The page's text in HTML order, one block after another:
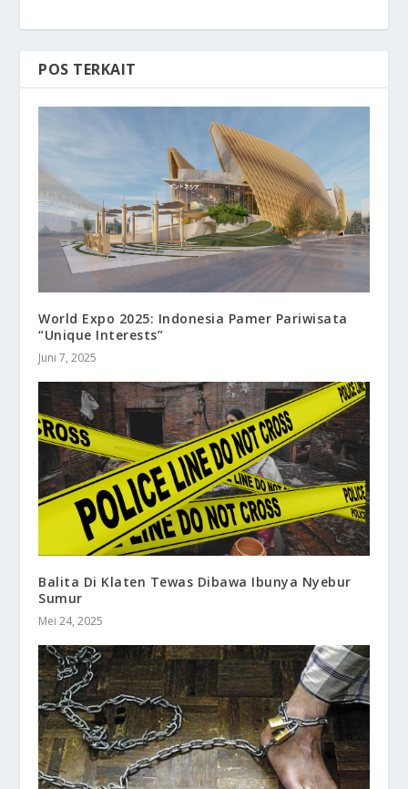
POS TERKAIT
World Expo 2025: Indonesia Pamer Pariwisata
“Unique Interests”
Juni 7, 2025
Balita Di Klaten Tewas Dibawa Ibunya Nyebur
Sumur
Mei 24, 2025